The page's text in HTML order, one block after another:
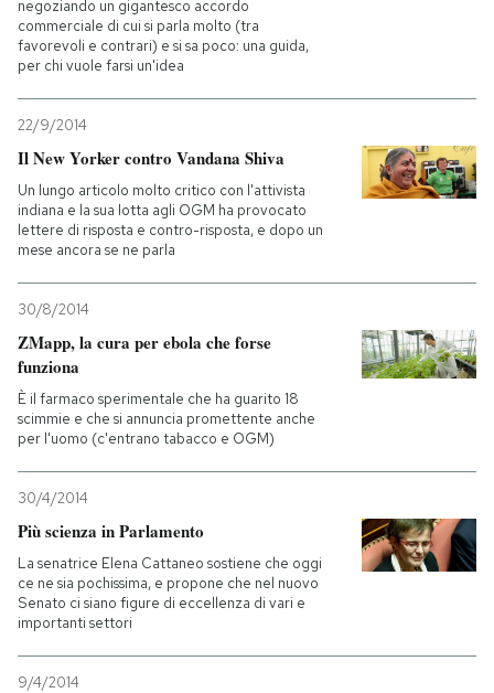
negoziando un gigantesco accordo
commerciale di cui si parla molto (tra
favorevoli e contrari) e si sa poco: una guida,
per chi vuole farsi un'idea
22/9/2014
Il New Yorker contro Vandana Shiva
Un lungo articolo molto critico con l'attivista
indiana e la sua lotta agli OGM ha provocato
lettere di risposta e contro-risposta, e dopo un
mese ancora se ne parla
30/8/2014
ZMapp, la cura per ebola che forse
funziona
È il farmaco sperimentale che ha guarito 18
scimmie e che si annuncia promettente anche
per l'uomo (c'entrano tabacco e OGM)
30/4/2014
Più scienza in Parlamento
La senatrice Elena Cattaneo sostiene che oggi
ce ne sia pochissima, e propone che nel nuovo
Senato ci siano figure di eccellenza di vari e
importanti settori
9/4/2014